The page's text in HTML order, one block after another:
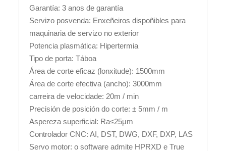
Garantía: 3 anos de garantía
Servizo posvenda: Enxeñeiros dispoñibles para
maquinaria de servizo no exterior
Potencia plasmática: Hipertermia
Tipo de porta: Táboa
Área de corte eficaz (lonxitude): 1500mm
Área de corte efectiva (ancho): 3000mm
carreira de velocidade: 20m / min
Precisión de posición do corte: ± 5mm / m
Aspereza superficial: Ra≤25μm
Controlador CNC: AI, DST, DWG, DXF, DXP, LAS
Servo motor: o software admite HPRXD e True